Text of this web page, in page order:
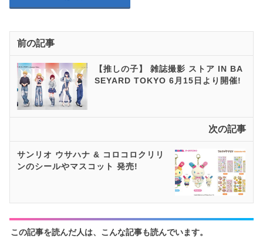
前の記事
【推しの子】 雑誌撮影 ストア IN BA
SEYARD TOKYO 6月15日より開催!
次の記事
サンリオ ウサハナ & コロコロクリリ
ンのシールやマスコット 発売!
この記事を読んだ人は、こんな記事も読んでいます。